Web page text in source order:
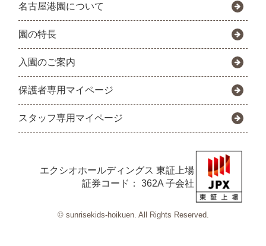
名古屋港園について
園の特長
入園のご案内
保護者専用マイページ
スタッフ専用マイページ
エクシオホールディングス 東証上場
証券コード： 362A 子会社
© sunrisekids-hoikuen. All Rights Reserved.